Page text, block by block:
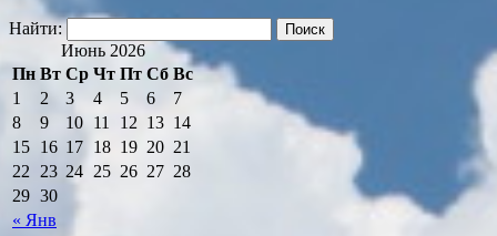
Найти:
Июнь 2026
Пн Вт Ср Чт Пт Сб Вс
« Янв
1 2 3 4 5 6
7
8
9 10 11 12 13 14
15 16 17 18 19 20 21
22
23 24 25 26 27 28
29 30